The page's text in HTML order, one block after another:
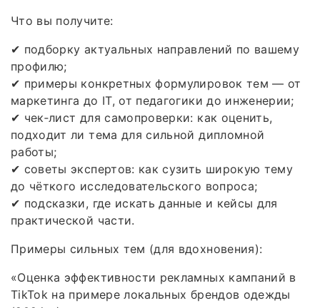
Что вы получите:
✔ подборку актуальных направлений по вашему
профилю;
✔ примеры конкретных формулировок тем — от
маркетинга до IT, от педагогики до инженерии;
✔ чек‑лист для самопроверки: как оценить,
подходит ли тема для сильной дипломной
работы;
✔ советы экспертов: как сузить широкую тему
до чёткого исследовательского вопроса;
✔ подсказки, где искать данные и кейсы для
практической части.
Примеры сильных тем (для вдохновения):
«Оценка эффективности рекламных кампаний в
TikTok на примере локальных брендов одежды